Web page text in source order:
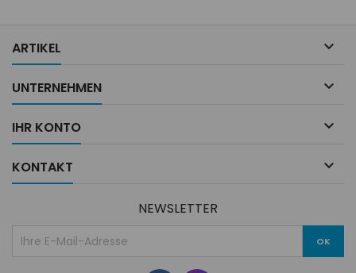
ARTIKEL 
UNTERNEHMEN 
IHR KONTO 
KONTAKT 
NEWSLETTER